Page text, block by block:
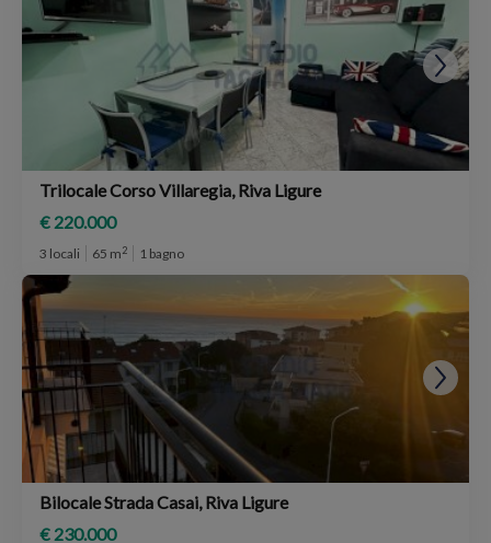
Trilocale Corso Villaregia, Riva Ligure
€ 220.000
3 locali 65 m2 1 bagno
Bilocale Strada Casai, Riva Ligure
€ 230.000